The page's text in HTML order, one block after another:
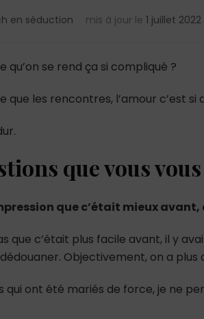
en séduction mis à jour le 1 juillet 2022
qu’on se rend ça si compliqué ?
que les rencontres, l’amour c’est si
que vous
que c’était mieux
que c’était plus facile avant, il y
Objectivement, on a plus
qui ont été mariés de force, je ne